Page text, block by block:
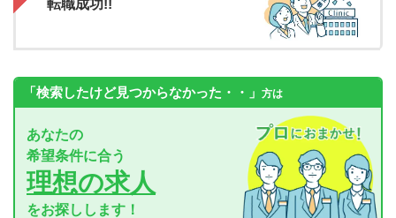
転職成功!!
「検索したけど見つからなかった・・」 方は
あなたの
希望条件に合う
理想の求人
をお探しします！